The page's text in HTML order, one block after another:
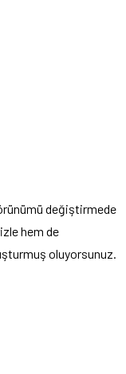
değiştirmede
hem de
oluyorsunuz.